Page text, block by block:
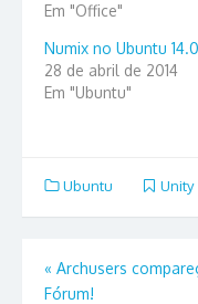
Em "Office"
Numix no Ubuntu
28 de abril de 2014
Em "Ubuntu"
Ubuntu Unity
Navegação
« Archusers
Fórum!